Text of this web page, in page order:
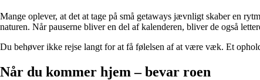
Mange oplever, at det at tage på små getaways jævnligt skaber en
naturen. Når pauserne bliver en del af kalenderen, bliver de også
Du behøver ikke rejse langt for at få følelsen af at være væk. Et
Når du kommer hjem – bevar roen